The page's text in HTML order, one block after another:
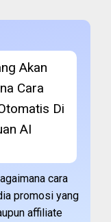
Akan
Cara
Di
AI
cara
promosi yang
affiliate